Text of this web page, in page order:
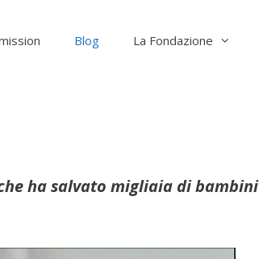
Blog La Fondazione
ha salvato migliaia di bambini